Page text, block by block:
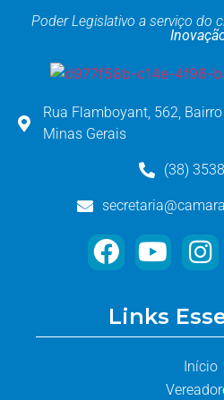
Poder Legislativo a serviço do
Rua Flamboyant, 562, Bairro
Minas Gerais
(38)
Links
Início